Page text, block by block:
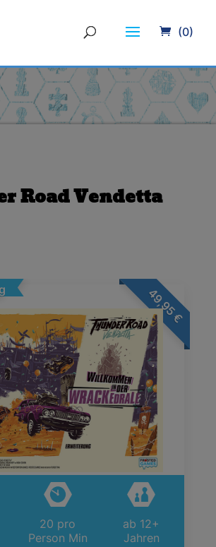
(0)
Road Vendetta
49,95
€
20 pro
Person Min
ab 12+
Jahren